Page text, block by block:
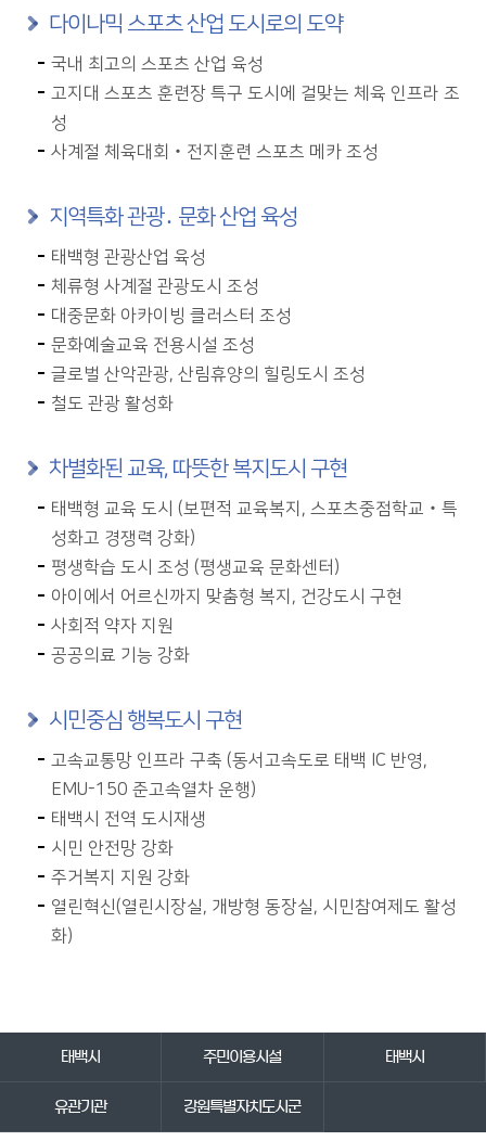
다이나믹 스포츠 산업 도시로의 도약
국내 최고의 스포츠 산업 육성
고지대 스포츠 훈련장 특구 도시에 걸맞는 체육 인프라 조
성
사계절 체육대회‧전지훈련 스포츠 메카 조성
지역특화 관광․ 문화 산업 육성
태백형 관광산업 육성
체류형 사계절 관광도시 조성
대중문화 아카이빙 클러스터 조성
문화예술교육 전용시설 조성
글로벌 산악관광, 산림휴양의 힐링도시 조성
철도 관광 활성화
차별화된 교육, 따뜻한 복지도시 구현
태백형 교육 도시 (보편적 교육복지, 스포츠중점학교‧특
성화고 경쟁력 강화)
평생학습 도시 조성 (평생교육 문화센터)
아이에서 어르신까지 맞춤형 복지, 건강도시 구현
사회적 약자 지원
공공의료 기능 강화
시민중심 행복도시 구현
고속교통망 인프라 구축 (동서고속도로 태백 IC 반영,
EMU-150 준고속열차 운행)
태백시 전역 도시재생
시민 안전망 강화
주거복지 지원 강화
열린혁신(열린시장실, 개방형 동장실, 시민참여제도 활성
화)
태백시 주민이용시설 태백시
유관기관 강원특별자치도시군